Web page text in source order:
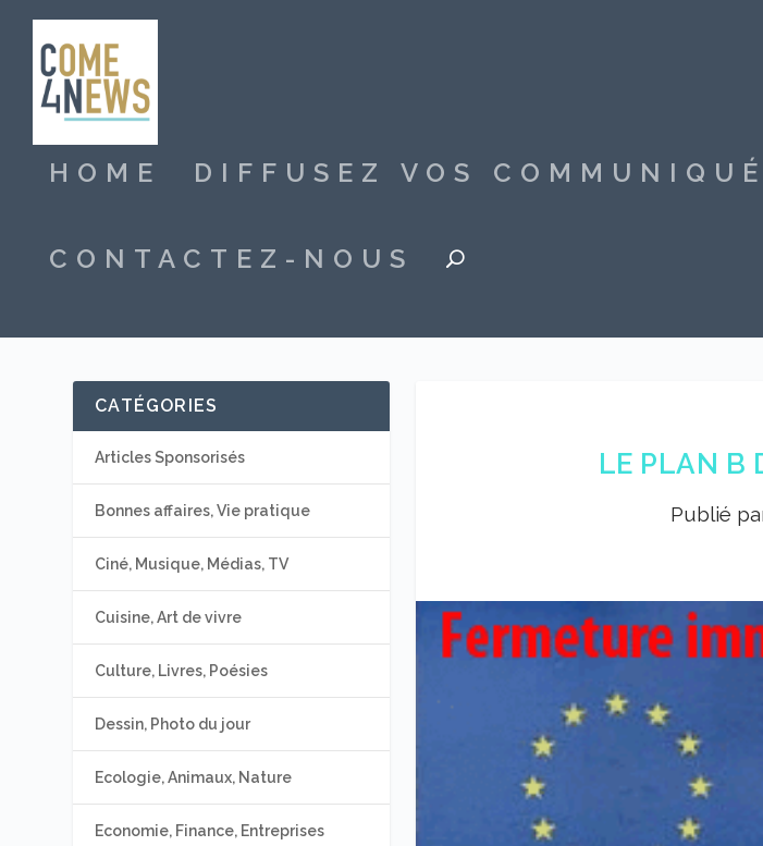
HOME DIFFUSEZ VOS
CONTACTEZ-NOUS
LE PLAN B
Publié
CATÉGORIES
Articles Sponsorisés
Bonnes affaires, Vie pratique
Ciné, Musique, Médias, TV
Cuisine, Art de vivre
Culture, Livres, Poésies
Dessin, Photo du jour
Ecologie, Animaux, Nature
Economie, Finance, Entreprises